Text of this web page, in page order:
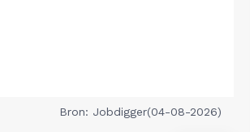
Bron: Jobdigger(04-08-2026)